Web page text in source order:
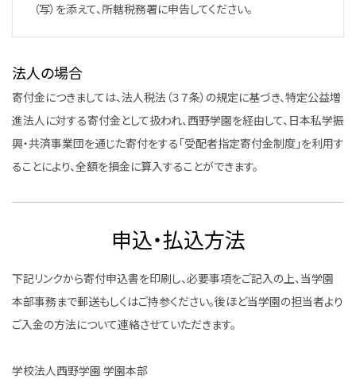
（写）を添えて、所轄税務署に申告してください。
法人の場合
寄付金につきましては、法人税法（３７条）の規定に基づき、特定公益増
進法人に対する寄付金として扱われ、西野学園を経由して、日本私学振
興・共済事業団を通じた寄付をする「受配者指定寄付金制度」を利用す
ることにより、全額を損金に算入することができます。
申込・払込方法
下記リンクから寄付申込書を印刷し、必要事項をご記入の上、当学園
本部事務まで郵送もしくはご持参ください。後ほど当学園の担当者より
ご入金の方法について連絡させていただきます。
学校法人西野学園 学園本部